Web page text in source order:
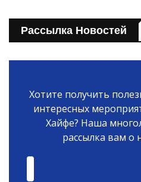
Рассылка Новостей
Хотите получить
интересных
Хайфе? Наша
рассылка вам о